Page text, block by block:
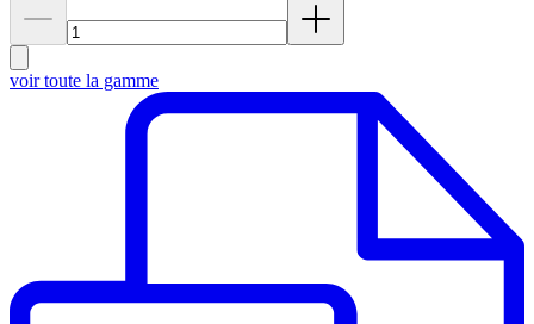
voir toute la gamme